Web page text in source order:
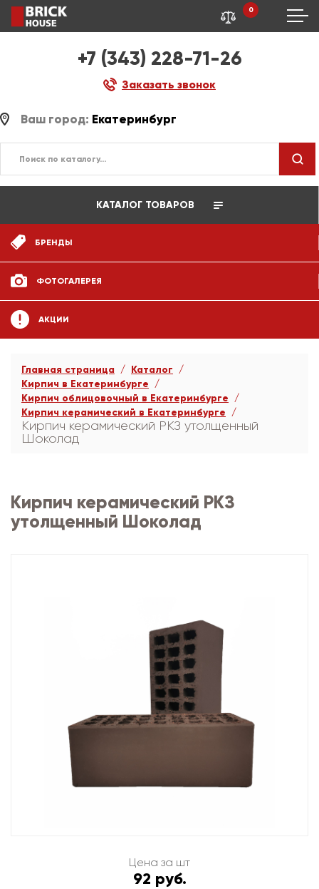
+7 (343) 228-71-26
Заказать звонок
0
Ваш город: Екатеринбург
КАТАЛОГ ТОВАРОВ
БРЕНДЫ
ФОТОГАЛЕРЕЯ
АКЦИИ
Главная страница
Каталог
Кирпич в Екатеринбурге
Кирпич облицовочный в Екатеринбурге
Кирпич керамический в Екатеринбурге
Кирпич керамический РКЗ утолщенный
Шоколад
Кирпич керамический РКЗ
утолщенный Шоколад
Цена за шт
92 руб.